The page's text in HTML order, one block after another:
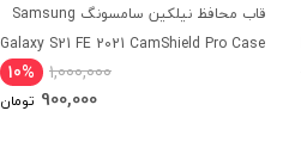
قاب محافظ نیلکین سامسونگ Samsung
Galaxy S21 FE 2021 CamShield Pro Case
10% 1,000,000
900,000 تومان